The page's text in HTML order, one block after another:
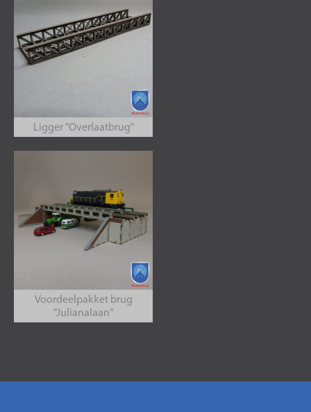
Ligger "Overlaatbrug"
Voordeelpakket brug
"Julianalaan"